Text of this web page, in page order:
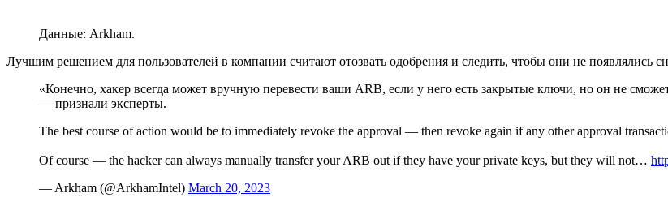
Данные: Arkham.
Лучшим решением для пользователей в компании считают отозвать одобрения и следить, чтобы они не появлялись
«Конечно, хакер всегда может вручную перевести ваши ARB, если у него есть закрытые ключи, но он не
— признали эксперты.
The best course of action would be to immediately revoke the approval — then revoke again if any other approval
Of course — the hacker can always manually transfer your ARB out if they have your private keys, but they will not…
— Arkham (@ArkhamIntel) March 20, 2023